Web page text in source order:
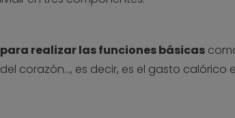
realizar las funciones básicas
corazón…, es decir, es el gasto calórico